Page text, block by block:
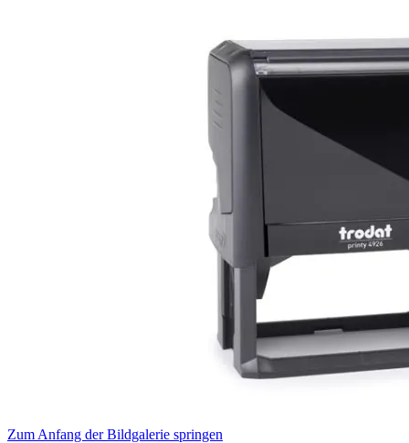
Zum Anfang der Bildgalerie springen